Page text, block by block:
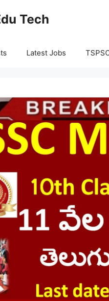
Tech
Latest Jobs